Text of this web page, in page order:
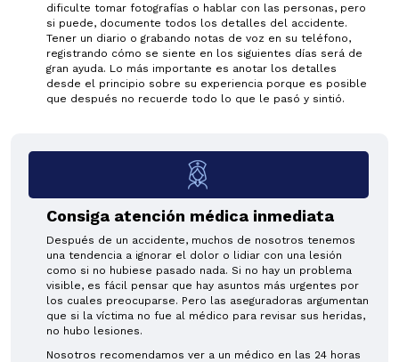
dificulte tomar fotografías o hablar con las personas, pero
si puede, documente todos los detalles del accidente.
Tener un diario o grabando notas de voz en su teléfono,
registrando cómo se siente en los siguientes días será de
gran ayuda. Lo más importante es anotar los detalles
desde el principio sobre su experiencia porque es posible
que después no recuerde todo lo que le pasó y sintió.
Consiga atención médica inmediata
Después de un accidente, muchos de nosotros tenemos
una tendencia a ignorar el dolor o lidiar con una lesión
como si no hubiese pasado nada. Si no hay un problema
visible, es fácil pensar que hay asuntos más urgentes por
los cuales preocuparse. Pero las aseguradoras argumentan
que si la víctima no fue al médico para revisar sus heridas,
no hubo lesiones.
Nosotros recomendamos ver a un médico en las 24 horas